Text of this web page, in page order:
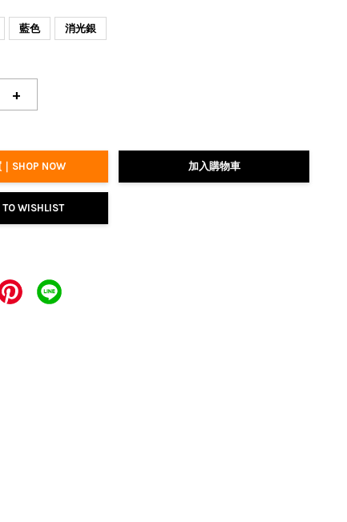
藍色 消光銀
+
SHOP NOW 加入購物車
TO WISHLIST